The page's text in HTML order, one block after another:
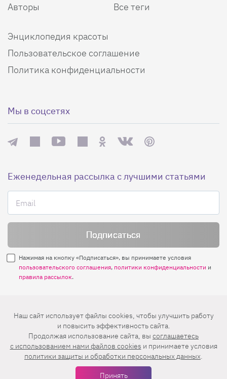
Авторы
Все теги
Энциклопедия красоты
Пользовательское соглашение
Политика конфиденциальности
Мы в соцсетях
Еженедельная рассылка с лучшими статьями
Нажимая на кнопку «Подписаться», вы принимаете условия
пользовательского соглашения, политики конфиденциальности и
правила рассылок.
Нашли ошибку? Выделите ее и нажмите
© 2026 АО «БКМ», ОГРН 1027739494584, ИНН 7705056238
127018, Москва, ул. Полковая, д. 3, стр. 4, помещение I, комн. 23
16+
Дизайн сайта —Студия Евгения и Ольги Апрель
Иконки в меню —
Наш сайт использует файлы cookies, чтобы улучшить работу
и повысить эффективность сайта.
Продолжая использование сайта, вы соглашаетесь
c использованием нами файлов cookies и принимаете условия
политики защиты и обработки персональных данных.
Принять